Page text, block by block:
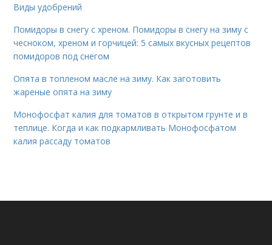
Виды удобрений
Помидоры в снегу с хреном. Помидоры в снегу на зиму с
чесноком, хреном и горчицей: 5 самых вкусных рецептов
помидоров под снегом
Опята в топленом масле на зиму. Как заготовить
жареные опята на зиму
Монофосфат калия для томатов в открытом грунте и в
теплице. Когда и как подкармливать Монофосфатом
калия рассаду томатов